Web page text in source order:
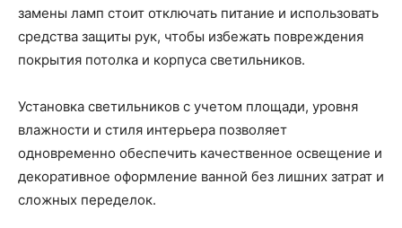
замены ламп стоит отключать питание и использовать
средства защиты рук, чтобы избежать повреждения
покрытия потолка и корпуса светильников.
Установка светильников с учетом площади, уровня
влажности и стиля интерьера позволяет
одновременно обеспечить качественное освещение и
декоративное оформление ванной без лишних затрат и
сложных переделок.